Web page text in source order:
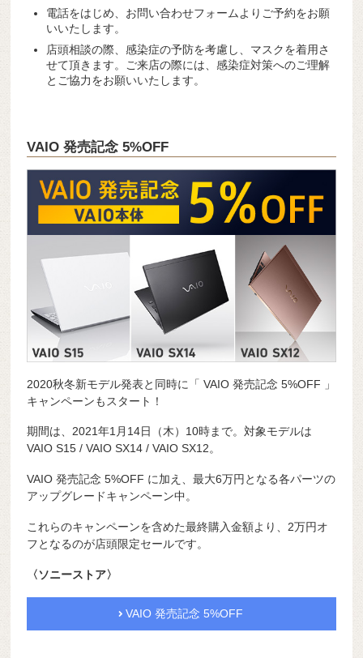
電話をはじめ、お問い合わせフォームよりご予約をお願
いいたします。
店頭相談の際、感染症の予防を考慮し、マスクを着用さ
せて頂きます。ご来店の際には、感染症対策へのご理解
とご協力をお願いいたします。
VAIO 発売記念 5%OFF
2020秋冬新モデル発表と同時に「 VAIO 発売記念 5%OFF 」
キャンペーンもスタート！
期間は、2021年1月14日（木）10時まで。対象モデルは
VAIO S15 / VAIO SX14 / VAIO SX12。
VAIO 発売記念 5%OFF に加え、最大6万円となる各パーツの
アップグレードキャンペーン中。
これらのキャンペーンを含めた最終購入金額より、2万円オ
フとなるのが店頭限定セールです。
〈ソニーストア〉
VAIO 発売記念 5%OFF